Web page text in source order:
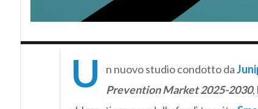
U n nuovo studio condotto da
Prevention Market 2025-2030,